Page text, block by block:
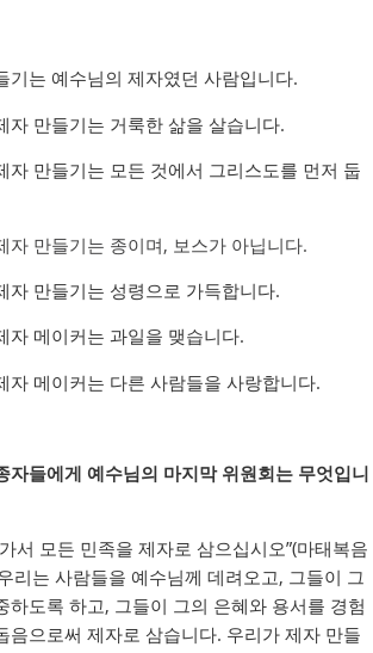
기는 예수님의 제자였던 사람입니다.
자 만들기는 거룩한 삶을 살습니다.
자 만들기는 모든 것에서 그리스도를 먼저 둡
자 만들기는 종이며, 보스가 아닙니다.
자 만들기는 성령으로 가득합니다.
자 메이커는 과일을 맺습니다.
자 메이커는 다른 사람들을 사랑합니다.
자들에게 예수님의 마지막 위원회는 무엇입니
서 모든 민족을 제자로 삼으십시오”(마태복음
리는 사람들을 예수님께 데려오고, 그들이 그
하도록 하고, 그들이 그의 은혜와 용서를 경험
음으로써 제자로 삼습니다. 우리가 제자 만들